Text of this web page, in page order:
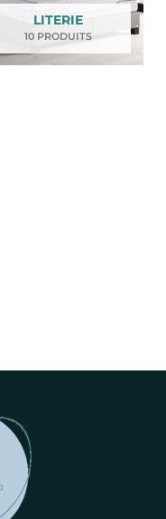
LITERIE
10 PRODUITS